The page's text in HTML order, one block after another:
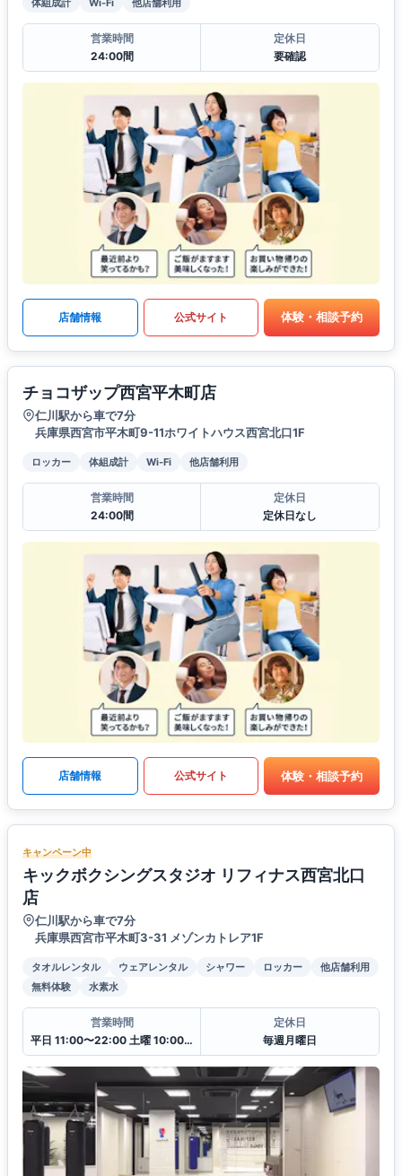
体組成計 Wi-Fi 他店舗利用
営業時間
24:00間
定休日
要確認
店舗情報 公式サイト 体験・相談予約
チョコザップ西宮平木町店
仁川駅から車で7分
兵庫県西宮市平木町9-11ホワイトハウス西宮北口1F
ロッカー 体組成計 Wi-Fi 他店舗利用
営業時間
24:00間
定休日
定休日なし
店舗情報 公式サイト 体験・相談予約
キャンペーン中
キックボクシングスタジオ リフィナス西宮北口
店
仁川駅から車で7分
兵庫県西宮市平木町3-31 メゾンカトレア1F
タオルレンタル ウェアレンタル シャワー ロッカー
他店舗利用
無料体験
水素水
営業時間
平日 11:00〜22:00 土曜 10:00〜20:00 日・祝 10:00〜18:00
定休日
毎週月曜日